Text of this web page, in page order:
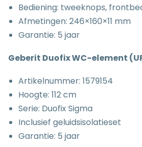
Bediening: tweeknops,
Afmetingen: 246×160×11 mm
Garantie: 5 jaar
Geberit Duofix WC-element
Artikelnummer: 1579154
Hoogte: 112 cm
Serie: Duofix Sigma
Inclusief geluidsisolatieset
Garantie: 5 jaar